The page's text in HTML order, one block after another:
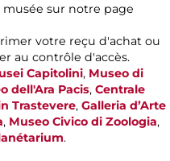
sur notre page
votre reçu d'achat ou
au contrôle d'accès.
Capitolini, Museo di
dell'Ara Pacis, Centrale
Trastevere, Galleria d’Arte
, Museo Civico di Zoologia,
.